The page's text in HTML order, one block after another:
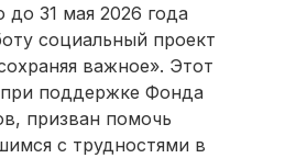
31 мая 2026 года
социальный проект
важное». Этот
поддержке Фонда
призван помочь
с трудностями в